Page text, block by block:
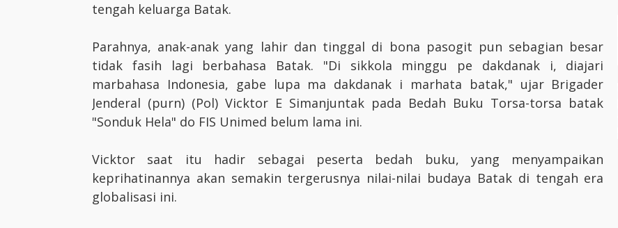
tengah keluarga Batak.
Parahnya, anak-anak yang lahir dan tinggal di bona pasogit pun sebagian besar
tidak fasih lagi berbahasa Batak. "Di sikkola minggu pe dakdanak i, diajari
marbahasa Indonesia, gabe lupa ma dakdanak i marhata batak," ujar Brigader
Jenderal (purn) (Pol) Vicktor E Simanjuntak pada Bedah Buku Torsa-torsa batak
"Sonduk Hela" do FIS Unimed belum lama ini.
Vicktor saat itu hadir sebagai peserta bedah buku, yang menyampaikan
keprihatinannya akan semakin tergerusnya nilai-nilai budaya Batak di tengah era
globalisasi ini.